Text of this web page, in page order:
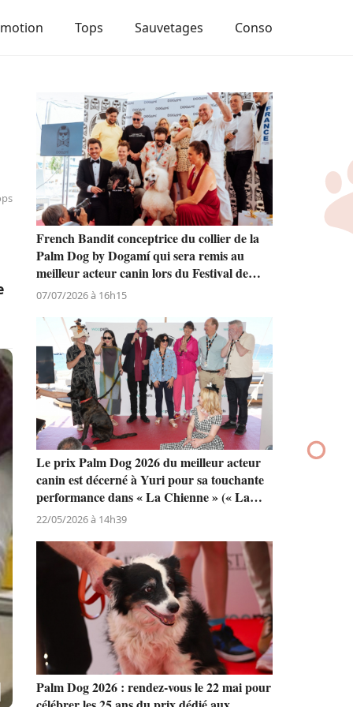
Tops Sauvetages Conso
French Bandit conceptrice du collier de la
Palm Dog by Dogamí qui sera remis au
meilleur acteur canin lors du Festival de
Cannes
Le prix Palm Dog 2026 du meilleur acteur